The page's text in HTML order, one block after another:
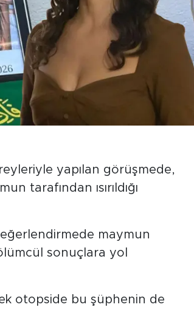
yapılan görüşmede,
tarafından ısırıldığı
maymun
ölümcül sonuçlara yol
otopside bu şüphenin de